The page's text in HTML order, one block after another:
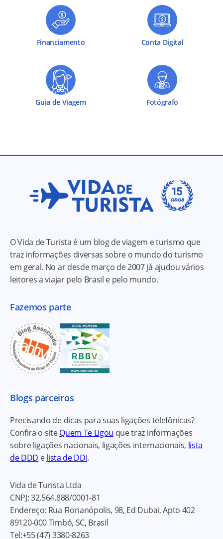
Financiamento Conta Digital
Guia de Viagem Fotógrafo
O Vida de Turista é um blog de viagem e turismo que
traz informações diversas sobre o mundo do turismo
em geral. No ar desde março de 2007 já ajudou vários
leitores a viajar pelo Brasil e pelo mundo.
Fazemos parte
Blogs parceiros
Precisando de dicas para suas ligações telefônicas?
Confira o siteQuem Te Ligou que traz informações
sobre ligações nacionais, ligações internacionais, lista
de DDD elista de DDI.
Vida de Turista Ltda
CNPJ:32.564.888/0001-81
Endereço: Rua Florianópolis, 98, Ed Dubai, Apto 402
89120-000Timbó, SC, Brasil
Tel:+55 (47) 3380-8263